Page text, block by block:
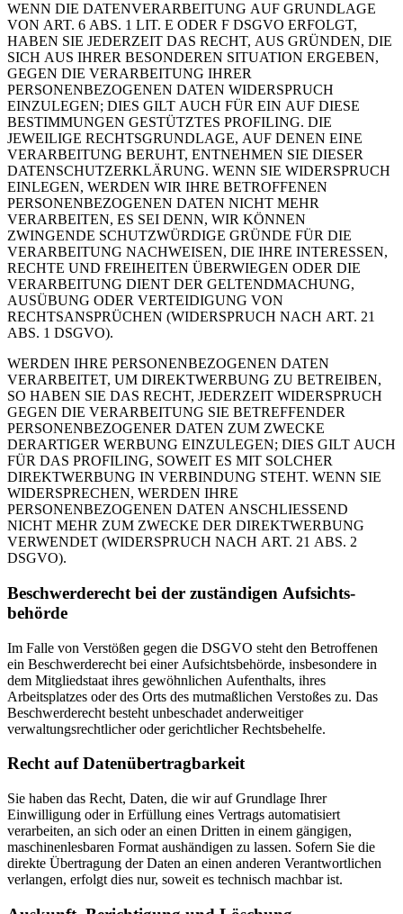
WENN DIE DATENVERARBEITUNG AUF GRUNDLAGE
VON ART. 6 ABS. 1 LIT. E ODER F DSGVO ERFOLGT,
HABEN SIE JEDERZEIT DAS RECHT, AUS GRÜNDEN, DIE
SICH AUS IHRER BESONDEREN SITUATION ERGEBEN,
GEGEN DIE VERARBEITUNG IHRER
PERSONENBEZOGENEN DATEN WIDERSPRUCH
EINZULEGEN; DIES GILT AUCH FÜR EIN AUF DIESE
BESTIMMUNGEN GESTÜTZTES PROFILING. DIE
JEWEILIGE RECHTSGRUNDLAGE, AUF DENEN EINE
VERARBEITUNG BERUHT, ENTNEHMEN SIE DIESER
DATENSCHUTZERKLÄRUNG. WENN SIE WIDERSPRUCH
EINLEGEN, WERDEN WIR IHRE BETROFFENEN
PERSONENBEZOGENEN DATEN NICHT MEHR
VERARBEITEN, ES SEI DENN, WIR KÖNNEN
ZWINGENDE SCHUTZWÜRDIGE GRÜNDE FÜR DIE
VERARBEITUNG NACHWEISEN, DIE IHRE INTERESSEN,
RECHTE UND FREIHEITEN ÜBERWIEGEN ODER DIE
VERARBEITUNG DIENT DER GELTENDMACHUNG,
AUSÜBUNG ODER VERTEIDIGUNG VON
RECHTSANSPRÜCHEN (WIDERSPRUCH NACH ART. 21
ABS. 1 DSGVO).
WERDEN IHRE PERSONENBEZOGENEN DATEN
VERARBEITET, UM DIREKTWERBUNG ZU BETREIBEN,
SO HABEN SIE DAS RECHT, JEDERZEIT WIDERSPRUCH
GEGEN DIE VERARBEITUNG SIE BETREFFENDER
PERSONENBEZOGENER DATEN ZUM ZWECKE
DERARTIGER WERBUNG EINZULEGEN; DIES GILT AUCH
FÜR DAS PROFILING, SOWEIT ES MIT SOLCHER
DIREKTWERBUNG IN VERBINDUNG STEHT. WENN SIE
WIDERSPRECHEN, WERDEN IHRE
PERSONENBEZOGENEN DATEN ANSCHLIESSEND
NICHT MEHR ZUM ZWECKE DER DIREKTWERBUNG
VERWENDET (WIDERSPRUCH NACH ART. 21 ABS. 2
DSGVO).
Beschwerde­recht bei der zuständigen Aufsichts­
behörde
Im Falle von Verstößen gegen die DSGVO steht den Betroffenen
ein Beschwerderecht bei einer Aufsichtsbehörde, insbesondere in
dem Mitgliedstaat ihres gewöhnlichen Aufenthalts, ihres
Arbeitsplatzes oder des Orts des mutmaßlichen Verstoßes zu. Das
Beschwerderecht besteht unbeschadet anderweitiger
verwaltungsrechtlicher oder gerichtlicher Rechtsbehelfe.
Recht auf Daten­übertrag­barkeit
Sie haben das Recht, Daten, die wir auf Grundlage Ihrer
Einwilligung oder in Erfüllung eines Vertrags automatisiert
verarbeiten, an sich oder an einen Dritten in einem gängigen,
maschinenlesbaren Format aushändigen zu lassen. Sofern Sie die
direkte Übertragung der Daten an einen anderen Verantwortlichen
verlangen, erfolgt dies nur, soweit es technisch machbar ist.